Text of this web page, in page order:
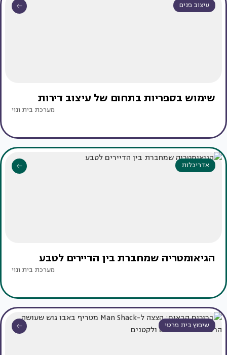
עיצוב פנים
שימוש בספריות בתחום של עיצוב דירות
מערכת בית ונוי
אדריכלות
הגיאומטריה שמחברת בין הדיירים לטבע
מערכת בית ונוי
שיפוץ בית פרטי